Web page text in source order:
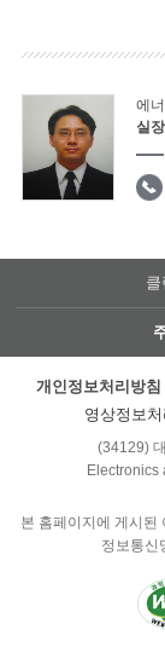
에
실
클
개인정보처리방침
영상정보
(34129)
Electronics
본 홈페이지에 게시된
정보통신